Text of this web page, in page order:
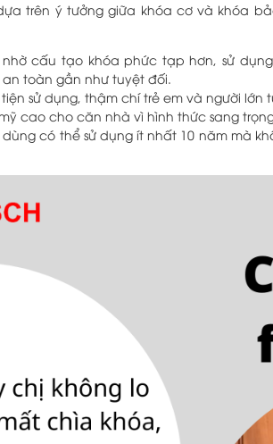
trên ý tưởng giữa khóa cơ và khóa
cấu tạo khóa phức tạp hơn, sử
toàn gần như tuyệt đối.
sử dụng, thậm chí trẻ em và người lớn
cao cho căn nhà vì hình thức sang
có thể sử dụng ít nhất 10 năm mà